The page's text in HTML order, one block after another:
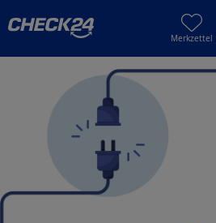
Merkzettel